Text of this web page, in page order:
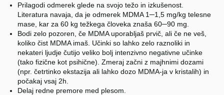
Prilagodi odmerek glede na svojo težo in izkušenost.
Literatura navaja, da je odmerek MDMA 1─1,5 mg/kg telesne
mase, kar za 60 kg težkega človeka znaša 60─90 mg.
Bodi zelo pozoren, če MDMA uporabljaš prvič, ali če ne veš,
koliko čist MDMA imaš. Učinki so lahko zelo raznoliki in
nekateri ljudje čutijo veliko bolj intenzivno negativne učinke
(tako fizične kot psihične). Zmeraj začni z majhnimi dozami
(npr. četrtinko ekstazija ali lahko dozo MDMA-ja v kristalih) in
počakaj vsaj 2h.
Delaj redne premore med plesom.